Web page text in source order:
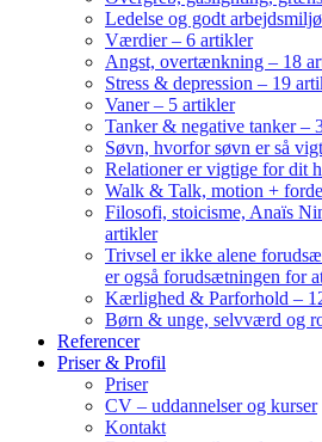
Ledelse og godt
Værdier – 6 artikler
Angst, overtænkning – 18
Stress & depression – 19
Vaner – 5 artikler
Tanker & negative tanker –
Søvn, hvorfor søvn er så
Relationer er vigtige for dit
Walk & Talk, motion +
Filosofi, stoicisme, Anaïs
artikler
Trivsel er ikke alene
er også forudsætningen for
Kærlighed & Parforhold –
Børn & unge, selvværd og
Referencer
Priser & Profil
Priser
CV – uddannelser og kurser
Kontakt